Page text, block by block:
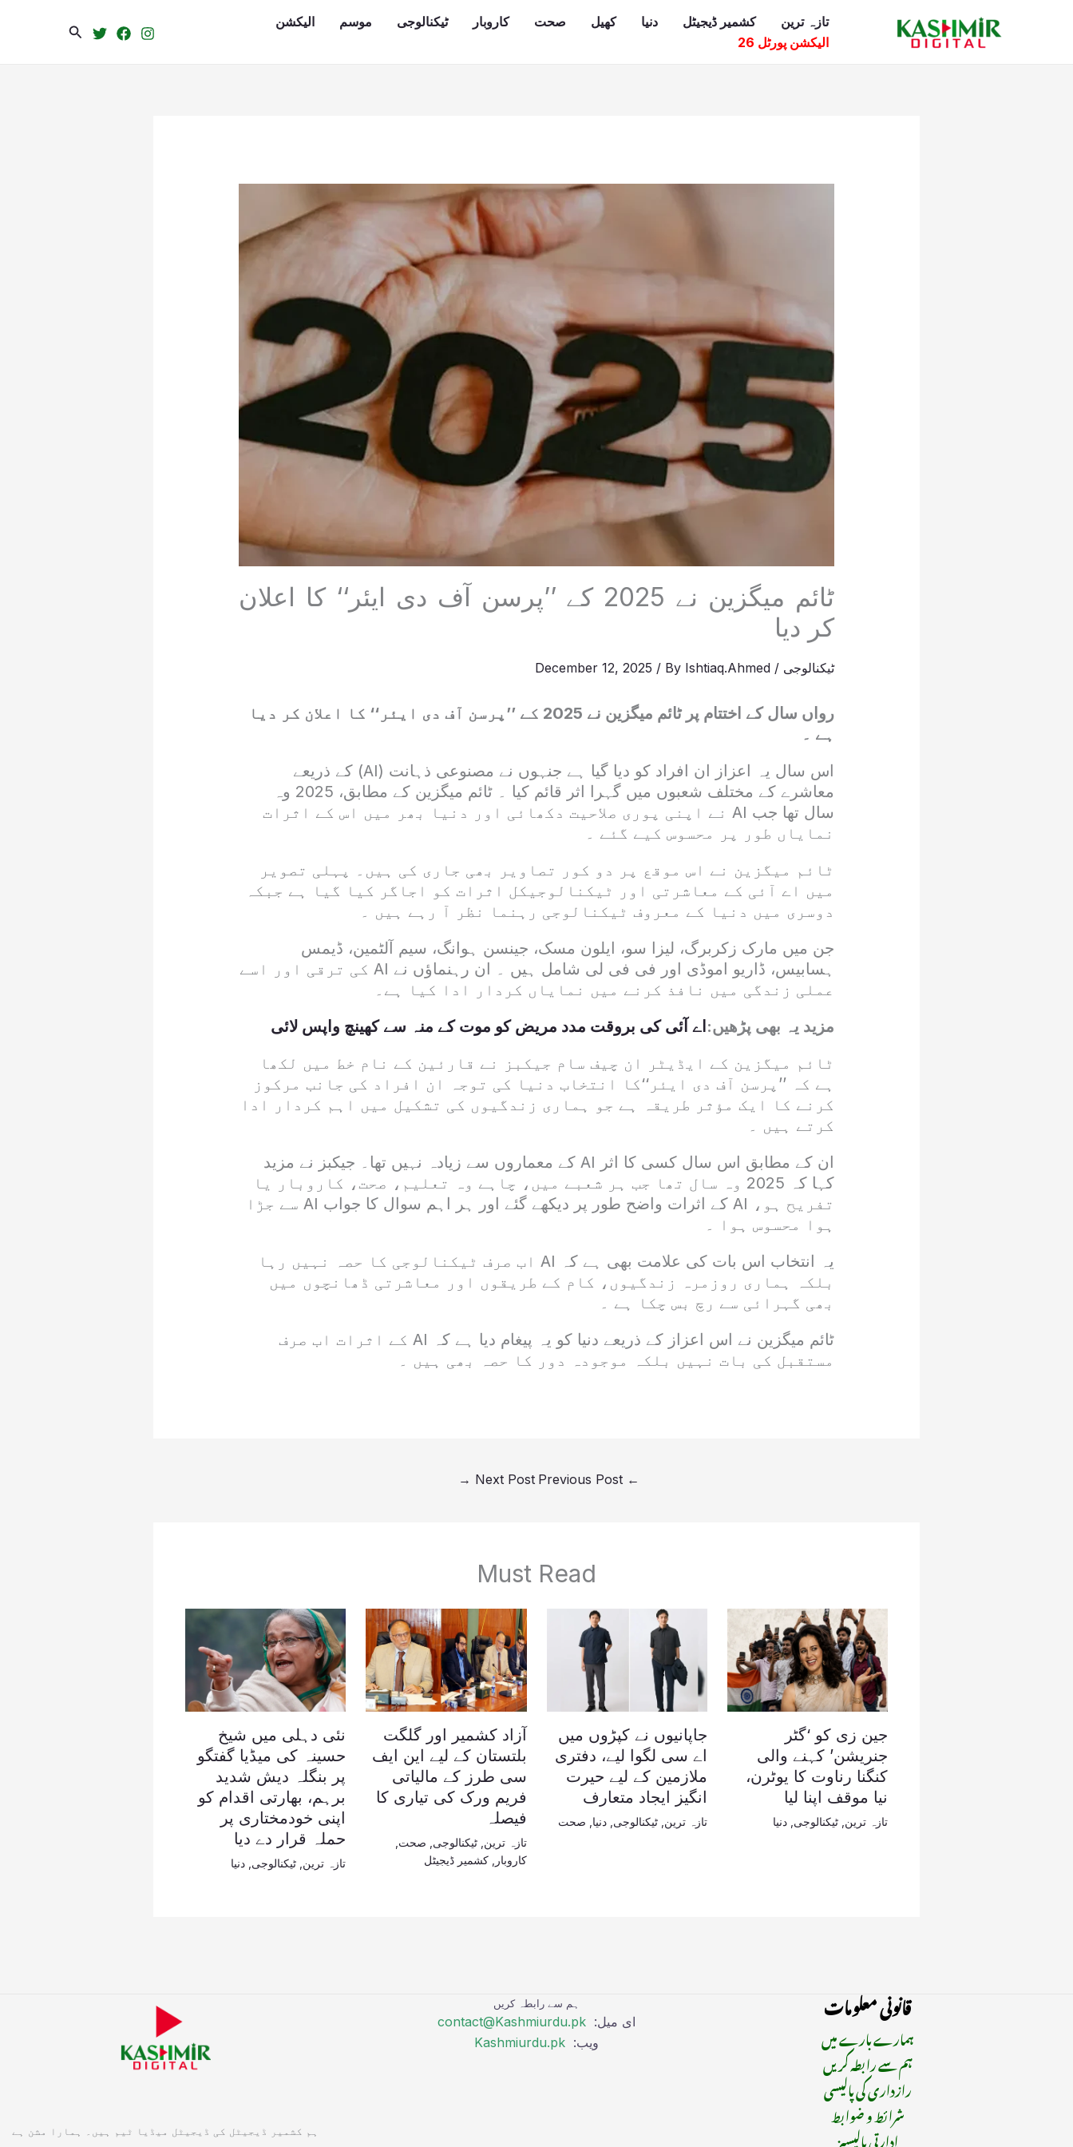
تازہ ترین کشمیر ڈیجیٹل دنیا کھیل صحت کاروبار ٹیکنالوجی موسم
الیکشن
الیکشن پورٹل 26
Search
ٹائم میگزین نے 2025 کے ’’پرسن آف دی ایئر‘‘ کا اعلان
کر دیا
ٹیکنالوجی /
December 12, 2025 / By Ishtiaq.Ahmed
رواں سال کے اختتام پر ٹائم میگزین نے 2025 کے ’’پرسن آف دی ایئر‘‘ کا اعلان کر دیا
ہے ۔
اس سال یہ اعزاز ان افراد کو دیا گیا ہے جنہوں نے مصنوعی ذہانت (AI) کے ذریعے
معاشرے کے مختلف شعبوں میں گہرا اثر قائم کیا ۔ ٹائم میگزین کے مطابق، 2025 وہ
سال تھا جب AI نے اپنی پوری صلاحیت دکھائی اور دنیا بھر میں اس کے اثرات
نمایاں طور پر محسوس کیے گئے ۔
ٹائم میگزین نے اس موقع پر دو کور تصاویر بھی جاری کی ہیں۔ پہلی تصویر
میں اے آئی کے معاشرتی اور ٹیکنالوجیکل اثرات کو اجاگر کیا گیا ہے جبکہ
دوسری میں دنیا کے معروف ٹیکنالوجی رہنما نظر آ رہے ہیں ۔
جن میں مارک زکربرگ، لیزا سو، ایلون مسک، جینسن ہوانگ، سیم آلٹمین، ڈیمس
ہسابیس، ڈاریو اموڈی اور فی فی لی شامل ہیں ۔ ان رہنماؤں نے AI کی ترقی اور اسے
عملی زندگی میں نافذ کرنے میں نمایاں کردار ادا کیا ہے۔
مزید یہ بھی پڑھیں: اے آئی کی بروقت مدد مریض کو موت کے منہ سے کھینچ واپس لائی
ٹائم میگزین کے ایڈیٹر ان چیف سام جیکبز نے قارئین کے نام خط میں لکھا
ہے کہ ’’پرسن آف دی ایئر‘‘کا انتخاب دنیا کی توجہ ان افراد کی جانب مرکوز
کرنے کا ایک مؤثر طریقہ ہے جو ہماری زندگیوں کی تشکیل میں اہم کردار ادا
کرتے ہیں ۔
ان کے مطابق اس سال کسی کا اثر AI کے معماروں سے زیادہ نہیں تھا۔ جیکبز نے مزید
کہا کہ 2025 وہ سال تھا جب ہر شعبے میں، چاہے وہ تعلیم، صحت، کاروبار یا
تفریح ہو، AI کے اثرات واضح طور پر دیکھے گئے اور ہر اہم سوال کا جواب AI سے جڑا
ہوا محسوس ہوا ۔
یہ انتخاب اس بات کی علامت بھی ہے کہ AI اب صرف ٹیکنالوجی کا حصہ نہیں رہا
بلکہ ہماری روزمرہ زندگیوں، کام کے طریقوں اور معاشرتی ڈھانچوں میں
بھی گہرائی سے رچ بس چکا ہے ۔
ٹائم میگزین نے اس اعزاز کے ذریعے دنیا کو یہ پیغام دیا ہے کہ AI کے اثرات اب صرف
مستقبل کی بات نہیں بلکہ موجودہ دور کا حصہ بھی ہیں ۔
←
Next Post
→
Must Read
جین زی کو ‘گٹر
جنریشن’ کہنے والی
کنگنا رناوت کا یوٹرن،
نیا موقف اپنا لیا
تازہ ترین ٹیکنالوجی دنیا
جاپانیوں نے کپڑوں میں
اے سی لگوا لیے، دفتری
ملازمین کے لیے حیرت
انگیز ایجاد متعارف
تازہ ترین ,ٹیکنالوجی ,دنیا صحت
آزاد کشمیر اور گلگت
بلتستان کے لیے این ایف
سی طرز کے مالیاتی
فریم ورک کی تیاری کا
فیصلہ
تازہ ترین ,ٹیکنالوجی صحت
کاروبار
,کشمیر ڈیجیٹل
نئی دہلی میں شیخ
حسینہ کی میڈیا گفتگو
پر بنگلہ دیش شدید
برہم، بھارتی اقدام کو
اپنی خودمختاری پر
حملہ قرار دے دیا
تازہ ترین ٹیکنالوجی دنیا
قانونی معلومات
ہمارے بارے میں
ہم سے رابطہ کریں
رازداری کی پالیسی
شرائط و ضوابط
ادارتی پالیسیز
ہم سے رابطہ کریں
ای میل: contact@Kashmiurdu.pk
ویب: Kashmiurdu.pk
ہم کشمیر ڈیجیٹل کی ڈیجیٹل میڈیا ٹیم ہیں۔ ہمارا مشن ہے